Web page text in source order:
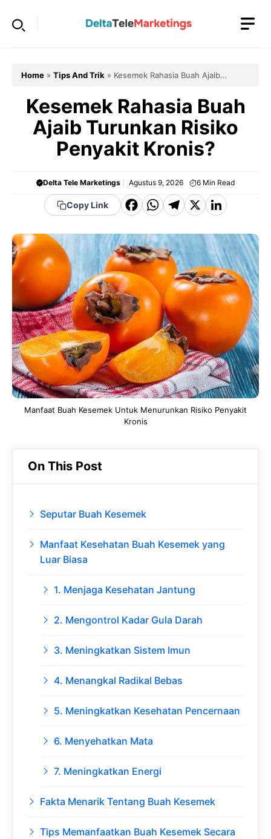
Home » Tips And Trik » Kesemek Rahasia Buah Ajaib
Kesemek Rahasia Buah
Ajaib Turunkan Risiko
Penyakit Kronis?
Delta Tele Marketings Agustus 9, 2026 6 Min Read
Copy Link
F
c
e
b
o
o
k
W
a
t
s
A
p
p
T
e
g
r
a
m
X Li
k
e
d
In
Manfaat Buah Kesemek Untuk Menurunkan Risiko Penyakit
Kronis
On This Post
Seputar Buah Kesemek
Manfaat Kesehatan Buah Kesemek yang
Luar Biasa
1. Menjaga Kesehatan Jantung
2. Mengontrol Kadar Gula Darah
3. Meningkatkan Sistem Imun
4. Menangkal Radikal Bebas
5. Meningkatkan Kesehatan Pencernaan
6. Menyehatkan Mata
7. Meningkatkan Energi
Fakta Menarik Tentang Buah Kesemek
Tips Memanfaatkan Buah Kesemek Secara